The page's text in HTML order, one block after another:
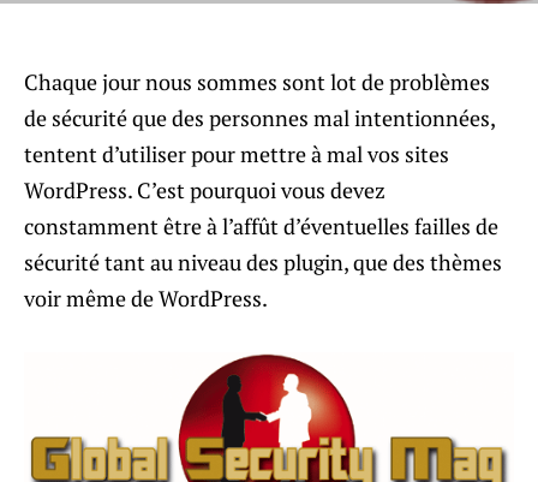
Chaque jour nous sommes sont lot de problèmes
de sécurité que des personnes mal intentionnées,
tentent d’utiliser pour mettre à mal vos sites
WordPress. C’est pourquoi vous devez
constamment être à l’affût d’éventuelles failles de
sécurité tant au niveau des plugin, que des thèmes
voir même de WordPress.